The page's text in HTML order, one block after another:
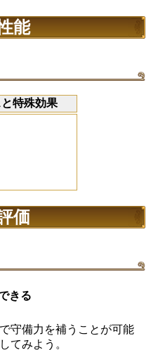
能
特殊効果
価
きる
守備力を補うことが可能
てみよう。